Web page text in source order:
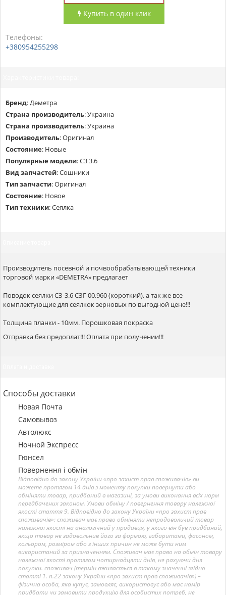
Купить в один клик
Телефоны:
+380954255298
Бренд: Деметра
Страна производитель:Украина
Страна производитель:Украина
Производитель:Оригинал
Состояние: Новые
Популярные модели:С3 3.6
Вид запчастей:Сошники
Тип запчасти:Оригинал
Состояние: Новое
Тип техники:Сеялка
Производитель посевной и почвообрабатывающей техники
торговой марки «DEMETRA» предлагает
Поводок сеялки СЗ-3.6 СЗГ 00.960 (короткий), а так же все
комплектующие для сеялкок зерновых по выгодной цене!!!
Толщина планки - 10мм. Порошковая покраска
Отправка без предоплат!!! Оплата при получении!!!
Способы доставки
Новая Почта
Самовывоз
Автолюкс
Ночной Экспресс
Гюнсел
Повернення і обмін
Відповідно до закону України «про захист прав споживачів» ви
можете протягом 14 днів з моменту покупки повернути або
обміняти товар, придбаний в магазині, за умови виконання всіх норм
передбачених законом. Умови обміну / повернення товару належної
якості стаття 9. Відповідно до закону України «про захист прав
споживачів»: споживач має право обміняти непродовольчий товар
належної якості на аналогічний у продавця, у якого він був придбаний,
якщо товар не задовольнив його за формою, габаритами, фасоном,
кольором, розміром або з інших причин не може бути ним
використаний за призначенням. Споживач має право на обмін товару
належної якості протягом чотирнадцяти днів, не рахуючи дня
покупки. споживач (термін вживається в такому значенні згідно
статті 1. п.22 закону України «про захист прав споживачів») –
фізична особа, яка купує, замовляє, використовує або має намір
придбати чи замовити продукцію для особистих потреб, не